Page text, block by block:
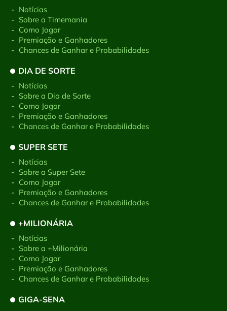
- Notícias
- Sobre a Timemania
- Como Jogar
- Premiação e Ganhadores
- Chances de Ganhar e Probabilidades
DIA DE SORTE
- Notícias
- Sobre a Dia de Sorte
- Como Jogar
- Premiação e Ganhadores
- Chances de Ganhar e Probabilidades
SUPER SETE
- Notícias
- Sobre a Super Sete
- Como Jogar
- Premiação e Ganhadores
- Chances de Ganhar e Probabilidades
+MILIONÁRIA
- Notícias
- Sobre a +Milionária
- Como Jogar
- Premiação e Ganhadores
- Chances de Ganhar e Probabilidades
GIGA-SENA